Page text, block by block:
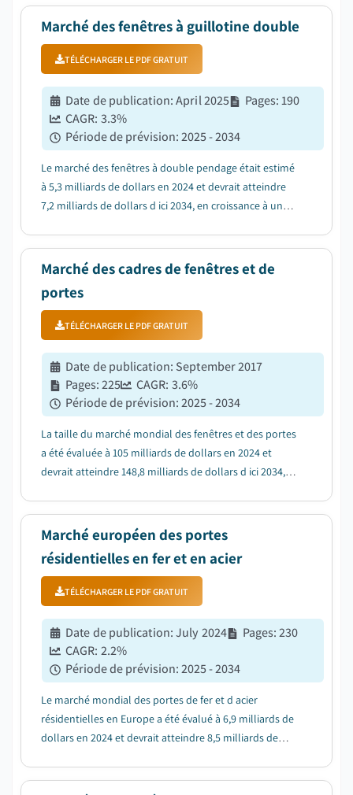
Marché des fenêtres à guillotine double
TÉLÉCHARGER LE PDF GRATUIT
Date de publication:April 2025 Pages:190
CAGR: 3.3%
Période de prévision:2025 - 2034
Le marché des fenêtres à double pendage était estimé
à 5,3 milliards de dollars en 2024 et devrait atteindre
7,2 milliards de dollars d ici 2034, en croissance à un
Marché des cadres de fenêtres et de
portes
TÉLÉCHARGER LE PDF GRATUIT
Date de publication: September 2017
Pages:225 CAGR: 3.6%
Période de prévision:2025 - 2034
La taille du marché mondial des fenêtres et des portes
a été évaluée à 105 milliards de dollars en 2024 et
devrait atteindre 148,8 milliards de dollars d ici 2034,
Marché européen des portes
résidentielles en fer et en acier
TÉLÉCHARGER LE PDF GRATUIT
Date de publication:July 2024 Pages:230
CAGR: 2.2%
Période de prévision:2025 - 2034
Le marché mondial des portes de fer et d acier
résidentielles en Europe a été évalué à 6,9 milliards de
dollars en 2024 et devrait atteindre 8,5 milliards de